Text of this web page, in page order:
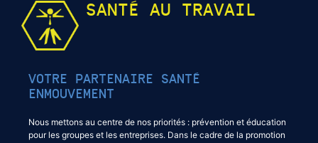
SANTÉ AU TRAVAIL
VOTRE PARTENAIRE SANTÉ
ENMOUVEMENT
Nous mettons au centre de nos priorités : prévention et éducation
pour les groupes et les entreprises. Dans le cadre de la promotion